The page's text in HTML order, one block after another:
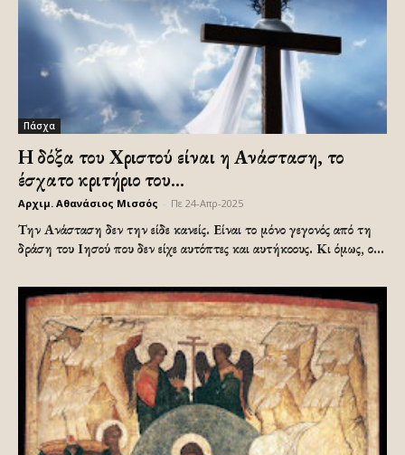
Πάσχα
Η δόξα του Χριστού είναι η Ανάσταση, το
έσχατο κριτήριο του...
Αρχιμ. Αθανάσιος Μισσός Πε 24-Απρ-2025
Την Ανάσταση δεν την είδε κανείς. Είναι το μόνο γεγονός από τη
δράση του Ιησού που δεν είχε αυτόπτες και αυτήκοους. Κι όμως, ο...